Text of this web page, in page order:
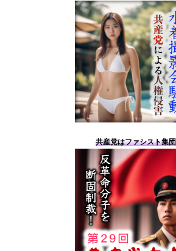
共産党はファシスト集団